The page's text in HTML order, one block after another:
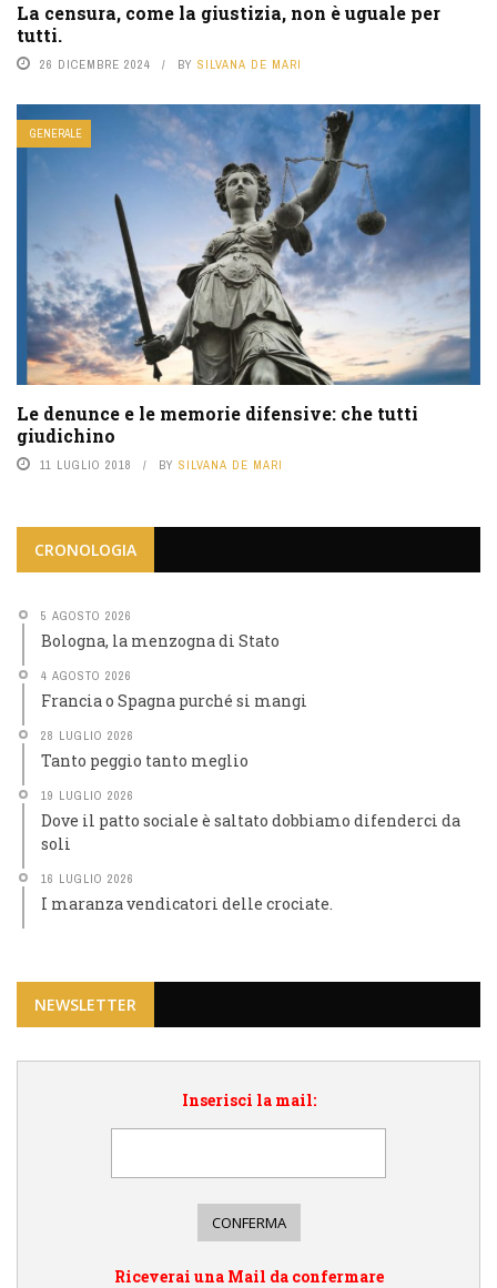
La censura, come la giustizia, non è uguale per
tutti.
26 DICEMBRE 2024 BY SILVANA DE MARI
GENERALE
Le denunce e le memorie difensive: che tutti
giudichino
11 LUGLIO 2018 BY SILVANA DE MARI
CRONOLOGIA
5 AGOSTO 2026
Bologna, la menzogna di Stato
4 AGOSTO 2026
Francia o Spagna purché si mangi
28 LUGLIO 2026
Tanto peggio tanto meglio
19 LUGLIO 2026
Dove il patto sociale è saltato dobbiamo difenderci da
soli
16 LUGLIO 2026
I maranza vendicatori delle crociate.
NEWSLETTER
Inserisci la mail:
Riceverai una Mail da confermare